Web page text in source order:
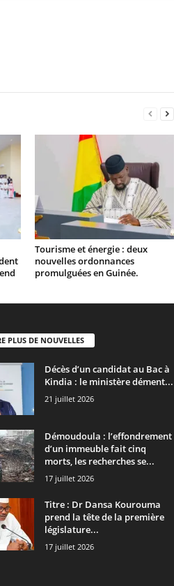
Tourisme et énergie : deux
nouvelles ordonnances
promulguées en Guinée.
PLUS DE NOUVELLES
Décès d’un candidat au Bac à
Kindia : le ministère dément...
21 juillet 2026
Démoudoula : l’effondrement
d’un immeuble fait cinq
morts, les recherches se...
17 juillet 2026
Titre : Dr Dansa Kourouma
prend la tête de la première
législature...
17 juillet 2026